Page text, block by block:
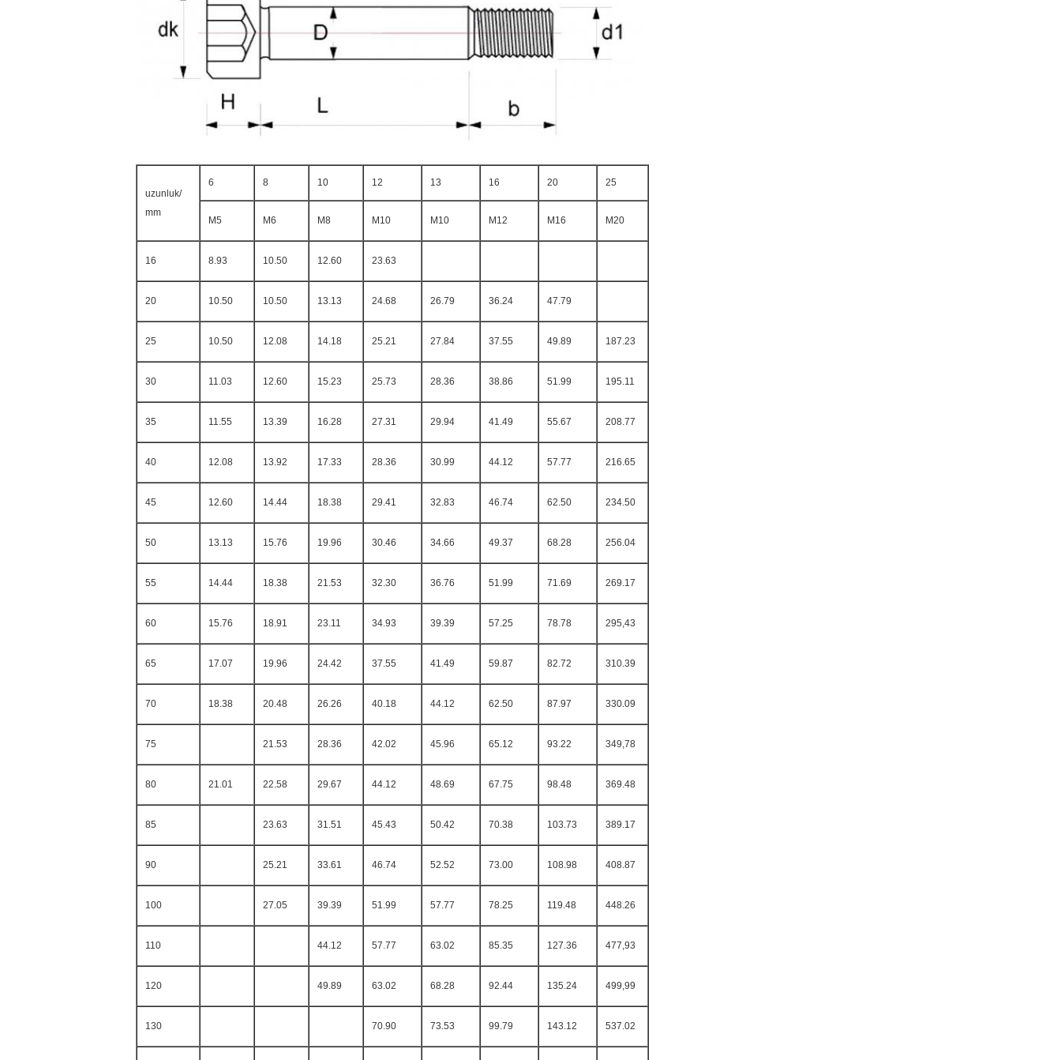
uzunluk/
mm
6 8 10 12 13 16 20 25
M5 M6 M8 M10 M10 M12 M16 M20
16 8.93 10.50 12.60 23.63
20 10.50 10.50 13.13 24.68 26.79 36.24 47.79
25 10.50 12.08 14.18 25.21 27.84 37.55 49.89 187.23
30 11.03 12.60 15.23 25.73 28.36 38.86 51.99 195.11
35 11.55 13.39 16.28 27.31 29.94 41.49 55.67 208.77
40 12.08 13.92 17.33 28.36 30.99 44.12 57.77 216.65
45 12.60 14.44 18.38 29.41 32.83 46.74 62.50 234.50
50 13.13 15.76 19.96 30.46 34.66 49.37 68.28 256.04
55 14.44 18.38 21.53 32.30 36.76 51.99 71.69 269.17
60 15.76 18.91 23.11 34.93 39.39 57.25 78.78 295,43
65 17.07 19.96 24.42 37.55 41.49 59.87 82.72 310.39
70 18.38 20.48 26.26 40.18 44.12 62.50 87.97 330.09
75 21.53 28.36 42.02 45.96 65.12 93.22 349,78
80 21.01 22.58 29.67 44.12 48.69 67.75 98.48 369.48
85 23.63 31.51 45.43 50.42 70.38 103.73 389.17
90 25.21 33.61 46.74 52.52 73.00 108.98 408.87
100 27.05 39.39 51.99 57.77 78.25 119.48 448.26
110 44.12 57.77 63.02 85.35 127.36 477,93
120 49.89 63.02 68.28 92.44 135.24 499,99
130 70.90 73.53 99.79 143.12 537.02